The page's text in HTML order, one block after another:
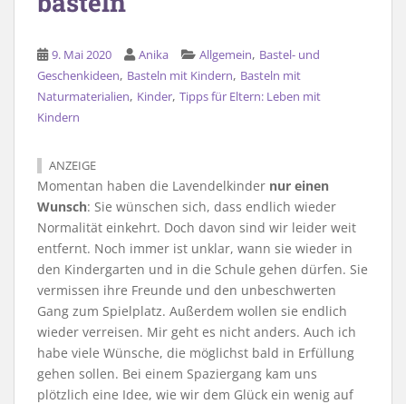
9. Mai 2020 Anika Allgemein, Bastel- und
Geschenkideen, Basteln mit Kindern, Basteln mit
Naturmaterialien, Kinder, Tipps für Eltern: Leben mit
Kindern
ANZEIGE
Momentan haben die Lavendelkinder nur einen
Wunsch: Sie wünschen sich, dass endlich wieder
Normalität einkehrt. Doch davon sind wir leider weit
entfernt. Noch immer ist unklar, wann sie wieder in
den Kindergarten und in die Schule gehen dürfen. Sie
vermissen ihre Freunde und den unbeschwerten
Gang zum Spielplatz. Außerdem wollen sie endlich
wieder verreisen. Mir geht es nicht anders. Auch ich
habe viele Wünsche, die möglichst bald in Erfüllung
gehen sollen. Bei einem Spaziergang kam uns
plötzlich eine Idee, wie wir dem Glück ein wenig auf